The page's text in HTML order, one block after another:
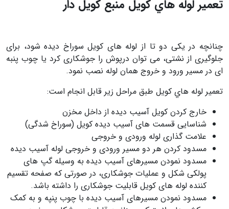
تعمیر لوله هاي کویل منبع کویل دار
چنانچه در يکی دو تا از لوله های کویل سوراخ دیده شود، برای
جلوگیری از نشتی، می توان درپوش را جوشکاری کرد يا چوب پنبه
ای در مسير ورود و خروج همان لوله نصب نمود.
تعمير لوله هاي كويل طبق مراحل زیر قابل انجام است:
خارج کردن كويل آسيب ديده از داخل مخزن
شناسایی قسمت های آسیب دیده کویل (سوراخ شدگی)
علامت گذاری لوله ورودی و خروجی
مسدود کردن هر دو مسیر ورودی و خروجی لوله آسیب دیده
مسدود نمودن مسیرهای آسیب دیده به وسیله گپ های
پولکی شکل و عملیات جوشکاری، در صورتی که صفحه تقسیم
کننده لوله های کویل قابلیت جوشکاری را داشته باشد.
مسدود نمودن مسیرهای آسیب دیده با چوب پنپه و به کمک